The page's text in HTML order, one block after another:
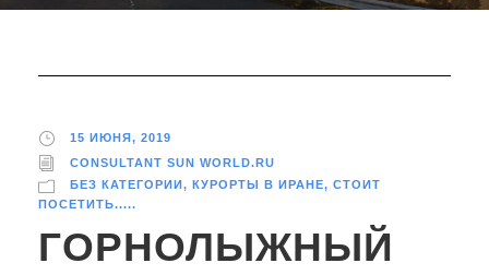
15 ИЮНЯ, 2019
CONSULTANT SUN WORLD.RU
БЕЗ КАТЕГОРИИ , КУРОРТЫ В ИРАНЕ, СТОИТ
ПОСЕТИТЬ.....
ГОРНОЛЫЖНЫЙ